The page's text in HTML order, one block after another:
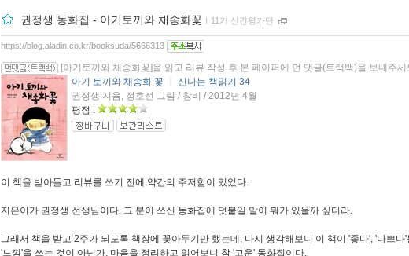
권정생 동화집 - 아기토끼와 채송화꽃 ｌ 11기 신간평가단
https://blog.aladin.co.kr/booksuda/5666313
[아기토끼와 채송화꽃]을 읽고 리뷰 작성 후 본 페이퍼에 먼 댓글(트랙백)을 보내주세
아기 토끼와 채송화 꽃
신나는 책읽기 34
권정생 지음, 정호선 그림 / 창비 / 2012년 4월
평점 :
이 책을 받아들고 리뷰를 쓰기 전에 약간의 주저함이 있었다.
지은이가 권정생 선생님이다. 그 분이 쓰신 동화집에 덧붙일 말이 뭐가 있을까 싶더라.
그래서 책을 받고 2주가 되도록 책장에 꽂아두기만 했는데, 다시 생각해보니 이 책이 '좋다', '나쁘
'느낌'을 쓰는 것이 아닌가. 마음을 정리하고 읽어보니 참 '고운' 동화집이다.